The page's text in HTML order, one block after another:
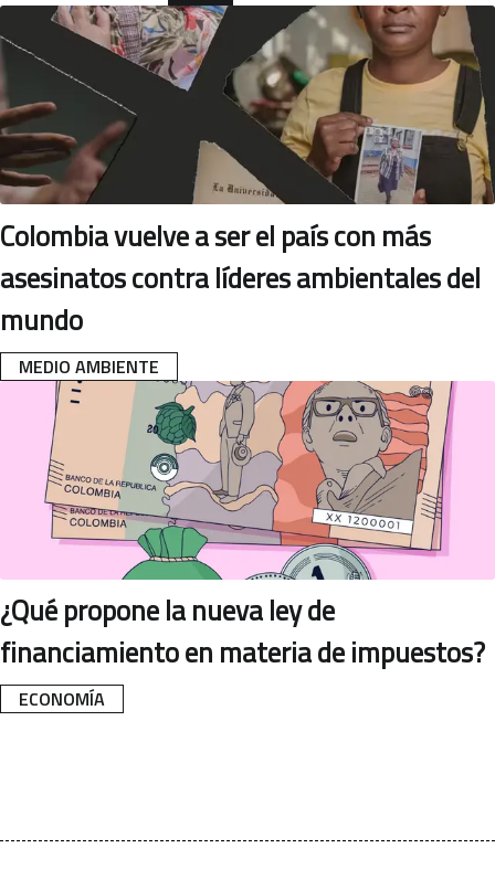
INTERNACIONAL
leíste
esta
nota
MEDIO AMBIENTE
Colombia vuelve a ser el país con más
asesinatos contra líderes ambientales del
mundo
ECONOMÍA
¿Qué propone la nueva ley de
financiamiento en materia de impuestos?